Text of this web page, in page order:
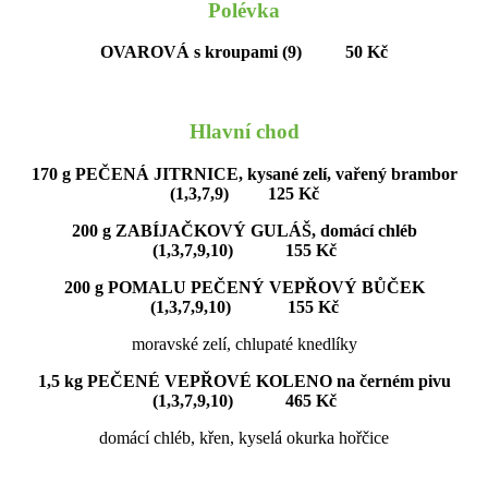
Polévka
OVAROVÁ s kroupami (9) 50 Kč
Hlavní chod
170 g PEČENÁ JITRNICE, kysané zelí, vařený brambor
(1,3,7,9) 125 Kč
200 g ZABÍJAČKOVÝ GULÁŠ, domácí chléb
(1,3,7,9,10) 155 Kč
200 g POMALU PEČENÝ VEPŘOVÝ BŮČEK
(1,3,7,9,10) 155 Kč
moravské zelí, chlupaté knedlíky
1,5 kg PEČENÉ VEPŘOVÉ KOLENO na černém pivu
(1,3,7,9,10) 465 Kč
domácí chléb, křen, kyselá okurka hořčice